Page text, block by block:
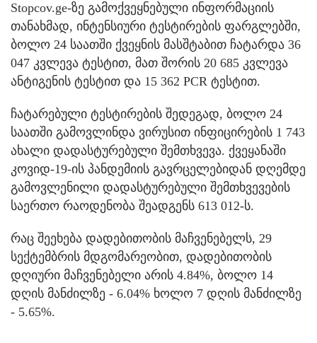
Stopcov.ge-ზე გამოქვეყნებული ინფორმაციის
თანახმად, ინტენსიური ტესტირების ფარგლებში,
ბოლო 24 საათში ქვეყნის მასშტაბით ჩატარდა 36
047 კვლევა ტესტით, მათ შორის 20 685 კვლევა
ანტიგენის ტესტით და 15 362 PCR ტესტით.
ჩატარებული ტესტირების შედეგად, ბოლო 24
საათში გამოვლინდა ვირუსით ინფიცირების 1 743
ახალი დადასტურებული შემთხვევა. ქვეყანაში
კოვიდ-19-ის პანდემიის გავრცელებიდან დღემდე
გამოვლენილი დადასტურებული შემთხვევების
საერთო რაოდენობა შეადგენს 613 012-ს.
რაც შეეხება დადებითობის მაჩვენებელს, 29
სექტემბრის მდგომარეობით, დადებითობის
დღიური მაჩვენებელი არის 4.84%, ბოლო 14
დღის მანძილზე - 6.04% ხოლო 7 დღის მანძილზე
- 5.65%.